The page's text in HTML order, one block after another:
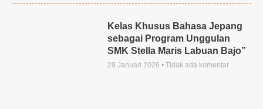
Kelas Khusus Bahasa Jepang
sebagai Program Unggulan
SMK Stella Maris Labuan Bajo”
29 Januari 2026 Tidak ada komentar